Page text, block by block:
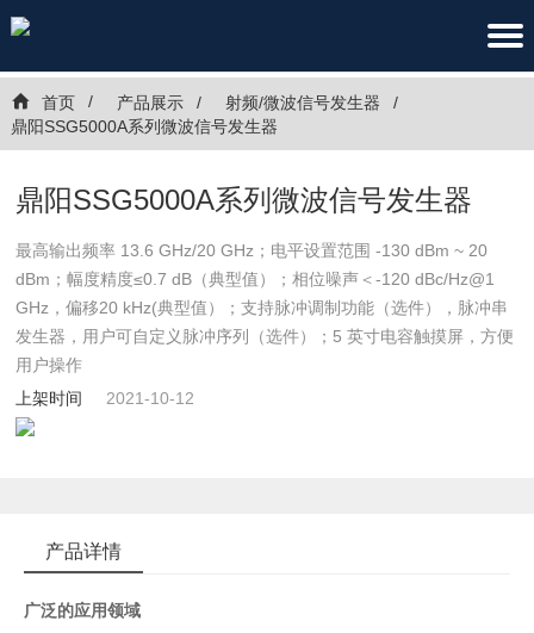
首页 产品展示
射频/微波信号发生器
鼎阳SSG5000A系列微波信号发生器
鼎阳SSG5000A系列微波信号发生器
最高输出频率 13.6 GHz/20 GHz；电平设置范围 -130 dBm ~ 20
dBm；幅度精度≤0.7 dB（典型值）；相位噪声＜-120 dBc/Hz@1
GHz，偏移20 kHz(典型值）；支持脉冲调制功能（选件），脉冲串
发生器，用户可自定义脉冲序列（选件）；5 英寸电容触摸屏，方便
用户操作
上架时间
2021-10-12
产品详情
广泛的应用领域